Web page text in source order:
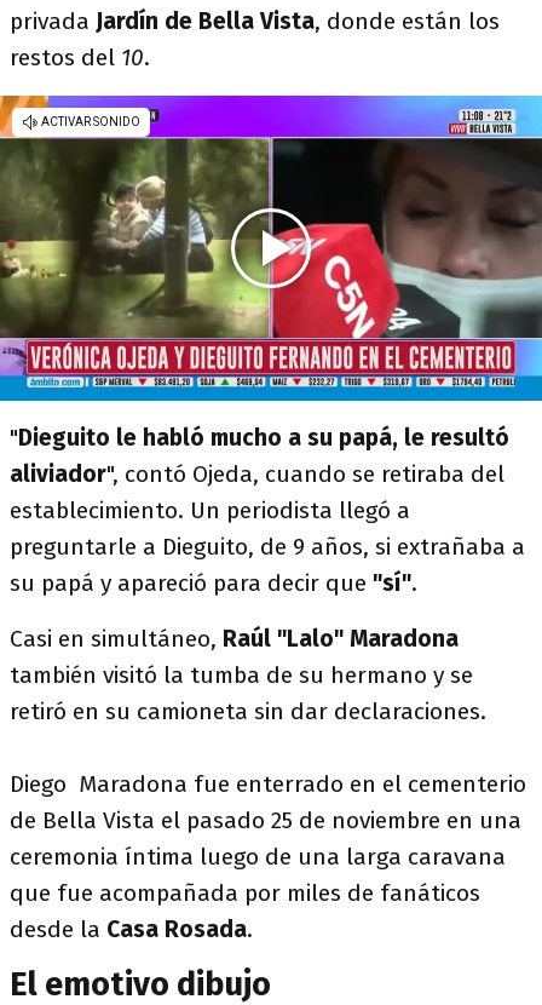
privada Jardín de Bella Vista, donde están los
restos del 10.
"Dieguito le habló mucho a su papá, le resultó
aliviador", contó Ojeda, cuando se retiraba del
establecimiento. Un periodista llegó a
preguntarle a Dieguito, de 9 años, si extrañaba a
su papá y apareció para decir que "sí".
Casi en simultáneo, Raúl "Lalo" Maradona
también visitó la tumba de su hermano y se
retiró en su camioneta sin dar declaraciones.
Diego Maradona fue enterrado en el cementerio
de Bella Vista el pasado 25 de noviembre en una
ceremonia íntima luego de una larga caravana
que fue acompañada por miles de fanáticos
desde la Casa Rosada.
El emotivo dibujo